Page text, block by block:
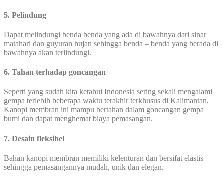
5. Pelindung
Dapat melindungi benda benda yang ada di bawahnya dari sinar
matahari dan guyuran hujan sehingga benda – benda yang berada di
bawahnya akan terlindungi.
6. Tahan terhadap goncangan
Seperti yang sudah kita ketahui Indonesia sering sekali mengalami
gempa terlebih beberapa waktu terakhir terkhusus di Kalimantan,
Kanopi membran ini mampu bertahan dalam goncangan gempa
bumi dan dapat menghemat biaya pemasangan.
7. Desain fleksibel
Bahan kanopi membran memiliki kelenturan dan bersifat elastis
sehingga pemasangannya mudah, unik dan elegan.